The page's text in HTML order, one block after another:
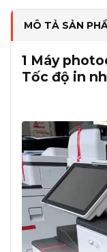
MÔ TẢ SẢN
1 Máy
Tốc độ in